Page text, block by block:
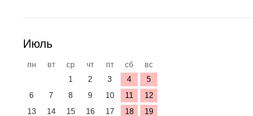
Июль
пн вт ср чт пт сб
вс
1
2 3 4
5
6
7 8 9 10 11
12
13
14 15 16 17 18
19